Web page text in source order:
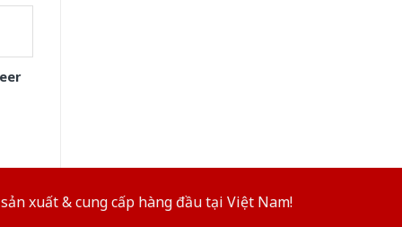
xuất & cung cấp hàng đầu tại Việt Nam!